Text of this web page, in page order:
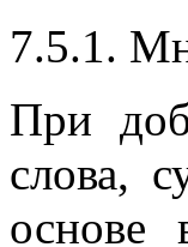
7.5.1.
При
слова,
основе